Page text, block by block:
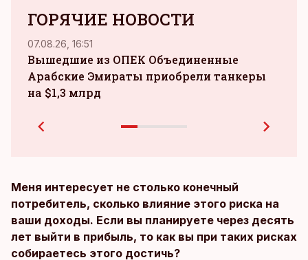
ГОРЯЧИЕ НОВОСТИ
07.08.26, 16:51
Вышедшие из ОПЕК Объединенные
Арабские Эмираты приобрели танкеры
на $1,3 млрд
Меня интересует не столько конечный
потребитель, сколько влияние этого риска на
ваши доходы. Если вы планируете через десять
лет выйти в прибыль, то как вы при таких рисках
собираетесь этого достичь?